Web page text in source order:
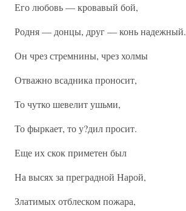
Его любовь — кровавый бой,
Родня — донцы, друг — конь надежный.
Он чрез стремнины, чрез холмы
Отважно всадника проносит,
То чутко шевелит ушьми,
То фыркает, то у?дил просит.
Еще их скок приметен был
На высях за преградной Нарой,
Златимых отблеском пожара,